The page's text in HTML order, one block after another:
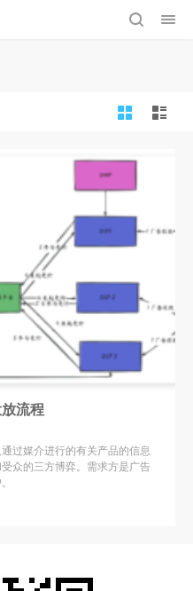
流程
过媒介进行的有关产品的信息
众的三方博弈。需求方是广告